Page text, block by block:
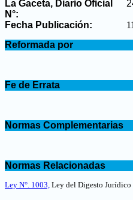
La Gaceta, Diario Oficial
N°:
Fecha Publicación:
Reformada por
Fe de Errata
Normas Complementarias
Normas Relacionadas
Ley N°. 1003, Ley del Digesto Jurídico